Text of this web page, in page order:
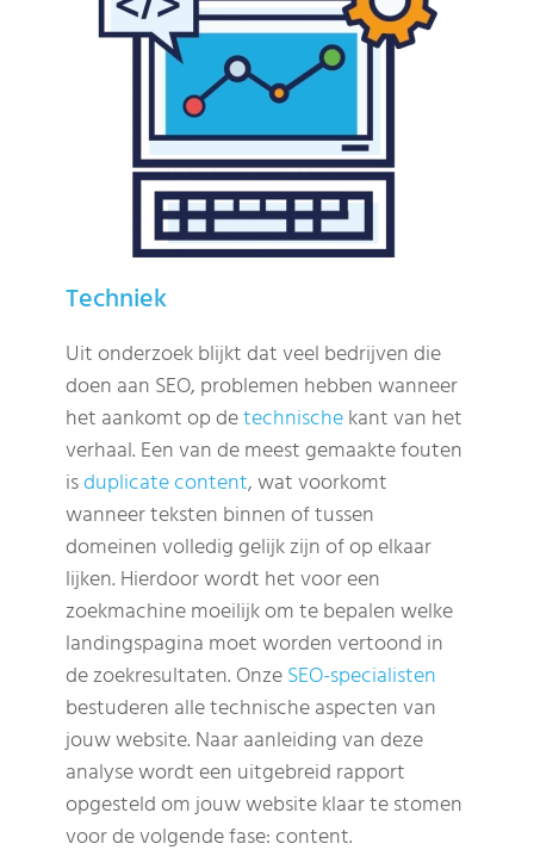
Techniek
Uit onderzoek blijkt dat veel bedrijven die
doen aan SEO, problemen hebben wanneer
het aankomt op detechnischekant van het
verhaal. Een van de meest gemaakte fouten
isduplicate content, wat voorkomt
wanneer teksten binnen of tussen
domeinen volledig gelijk zijn of op elkaar
lijken. Hierdoor wordt het voor een
zoekmachine moeilijk om te bepalen welke
landingspagina moet worden vertoond in
de zoekresultaten. OnzeSEO-specialisten
bestuderen alle technische aspecten van
jouw website. Naar aanleiding van deze
analyse wordt een uitgebreid rapport
opgesteld om jouw website klaar te stomen
voor de volgende fase: content.